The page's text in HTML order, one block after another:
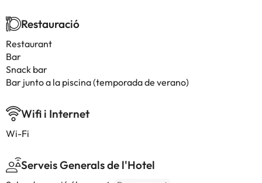
Restauració
Restaurant
Bar
Snack bar
Bar junto a la piscina (temporada de verano)
Wifi i Internet
Wi-Fi
Serveis Generals de l'Hotel